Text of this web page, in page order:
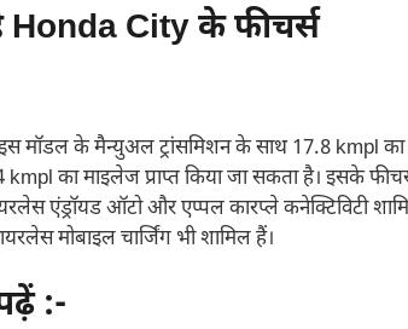
City के फीचर्स
मॉडल के मैन्युअल ट्रांसमिशन के साथ 17.8 kmpl का
का माइलेज प्राप्त किया जा सकता है। इसके
एंड्रॉयड ऑटो और एप्पल कारप्ले कनेक्टिविटी
मोबाइल चार्जिंग भी शामिल हैं।
:-